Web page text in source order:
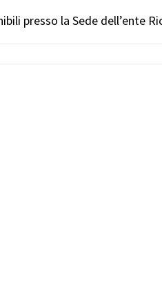
presso la Sede dell’ente